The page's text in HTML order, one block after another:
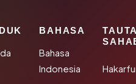
BAHASA
Bahasa
Indonesia